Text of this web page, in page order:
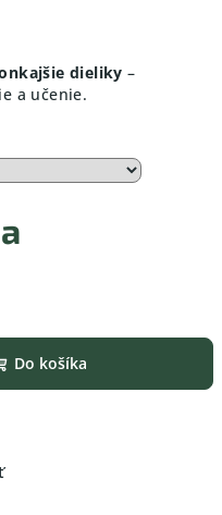
dieliky –
a učenie.
Do košíka